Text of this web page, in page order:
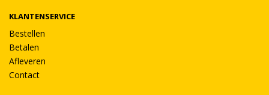
KLANTENSERVICE
Bestellen
Betalen
Afleveren
Contact